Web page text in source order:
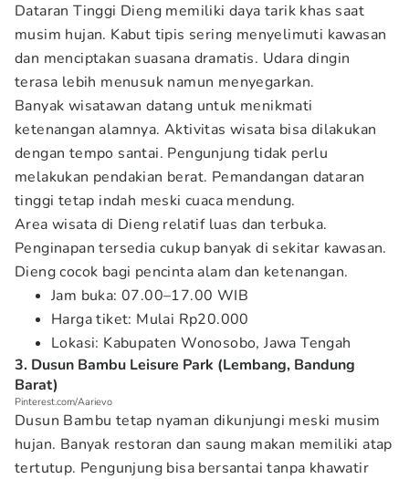
Dataran Tinggi Dieng memiliki daya tarik khas saat
musim hujan. Kabut tipis sering menyelimuti kawasan
dan menciptakan suasana dramatis. Udara dingin
terasa lebih menusuk namun menyegarkan.
Banyak wisatawan datang untuk menikmati
ketenangan alamnya. Aktivitas wisata bisa dilakukan
dengan tempo santai. Pengunjung tidak perlu
melakukan pendakian berat. Pemandangan dataran
tinggi tetap indah meski cuaca mendung.
Area wisata di Dieng relatif luas dan terbuka.
Penginapan tersedia cukup banyak di sekitar kawasan.
Dieng cocok bagi pencinta alam dan ketenangan.
Jam buka: 07.00–17.00 WIB
Harga tiket: Mulai Rp20.000
Lokasi: Kabupaten Wonosobo, Jawa Tengah
3. Dusun Bambu Leisure Park (Lembang, Bandung
Barat)
Pinterest.com/Aarievo
Dusun Bambu tetap nyaman dikunjungi meski musim
hujan. Banyak restoran dan saung makan memiliki atap
tertutup. Pengunjung bisa bersantai tanpa khawatir